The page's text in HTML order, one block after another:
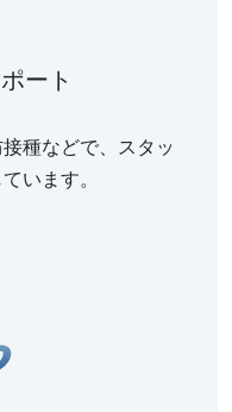
ート
種などで、スタッ
います。